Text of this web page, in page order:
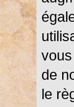
de
le